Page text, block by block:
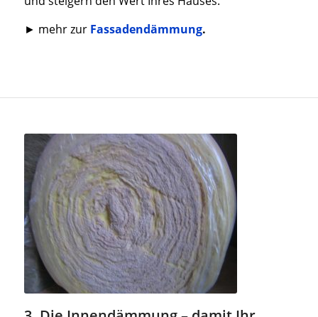
► mehr zur Fassadendämmung.